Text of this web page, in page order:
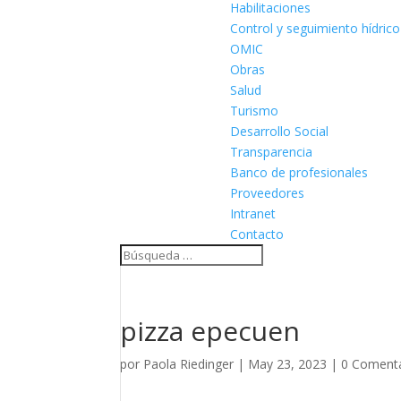
Habilitaciones
Control y seguimiento hídrico
OMIC
Obras
Salud
Turismo
Desarrollo Social
Transparencia
Banco de profesionales
Proveedores
Intranet
Contacto
pizza epecuen
por Paola Riedinger | May 23, 2023 | 0